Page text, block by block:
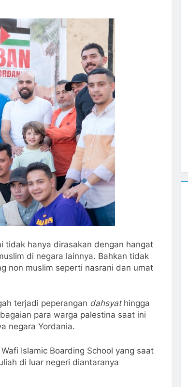
tidak hanya dirasakan dengan hangat
di negara lainnya. Bahkan tidak
non muslim seperti nasrani dan umat
terjadi peperangan dahsyathingga
para warga palestina saat ini
negara Yordania.
Islamic Boarding School yang saat
di luar negeri diantaranya